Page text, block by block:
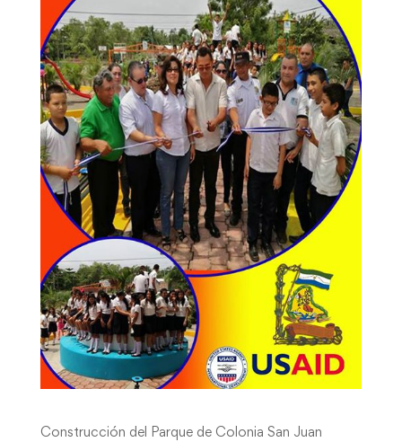
Construcción del Parque de Colonia San Juan